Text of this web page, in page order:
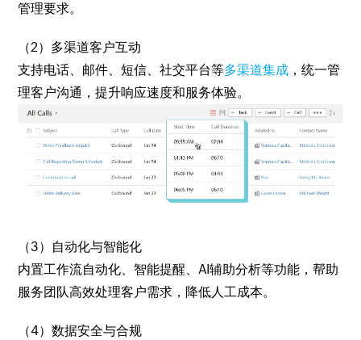
管理要求。
（2）多渠道客户互动
支持电话、邮件、短信、社交平台等多渠道集成 ，统一管
理客户沟通，提升响应速度和服务体验。
（3）自动化与智能化
内置工作流自动化、智能提醒、AI辅助分析等功能，帮助
服务团队高效处理客户需求，降低人工成本。
（4）数据安全与合规